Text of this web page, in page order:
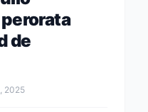
de
2025